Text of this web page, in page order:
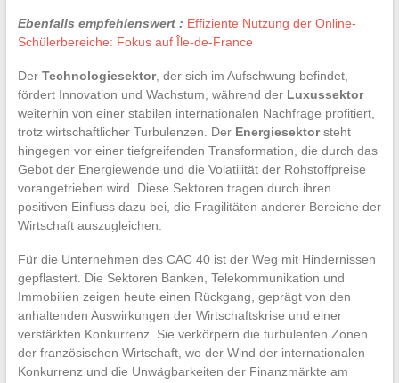
Ebenfalls empfehlenswert : Effiziente Nutzung der Online-
Schülerbereiche: Fokus auf Île-de-France
Der Technologiesektor, der sich im Aufschwung befindet,
fördert Innovation und Wachstum, während der Luxussektor
weiterhin von einer stabilen internationalen Nachfrage profitiert,
trotz wirtschaftlicher Turbulenzen. Der Energiesektorsteht
hingegen vor einer tiefgreifenden Transformation, die durch das
Gebot der Energiewende und die Volatilität der Rohstoffpreise
vorangetrieben wird. Diese Sektoren tragen durch ihren
positiven Einfluss dazu bei, die Fragilitäten anderer Bereiche der
Wirtschaft auszugleichen.
Für die Unternehmen des CAC 40 ist der Weg mit Hindernissen
gepflastert. Die Sektoren Banken, Telekommunikation und
Immobilien zeigen heute einen Rückgang, geprägt von den
anhaltenden Auswirkungen der Wirtschaftskrise und einer
verstärkten Konkurrenz. Sie verkörpern die turbulenten Zonen
der französischen Wirtschaft, wo der Wind der internationalen
Konkurrenz und die Unwägbarkeiten der Finanzmärkte am